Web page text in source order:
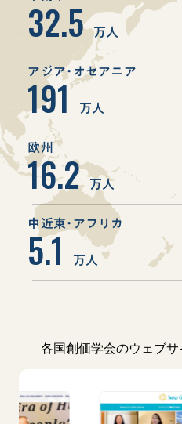
日蓮大聖人
創価学会の三代会長
初代会長・牧口常三郎先生
第2代会長・戸田城聖先生
第3代会長・池田大作先生
年間の活動について
友人葬
彼岸
人道支援
展示活動
教育本部の活動
図書贈呈
創価学会 会憲
創価学会 会則
創価学会 社会憲章
組織・機構
会長・理事長・各部長の紹介
沿革
略年表
入会について
関連団体
道府県中心会館
会員サポート
座談会御書ｅ講義
小説『新・人間革命』『人間革
御書検索［新版］
関連リンク
創価学会総本部
墓地公園・納骨堂
聖教電子版
聖教ブックストア
soka youth media
Soka Gakkai グローバルサイ
SGIピースサイト
ご意見
ご利用にあたって
32.5 万人
アジア・オセアニア
191 万人
欧州
16.2 万人
中近東・アフリカ
5.1 万人
各国創価学会のウェブサ